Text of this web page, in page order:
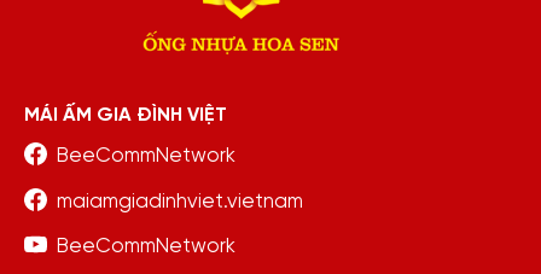
MÁI ẤM GIA ĐÌNH VIỆT
BeeCommNetwork
maiamgiadinhviet.vietnam
BeeCommNetwork